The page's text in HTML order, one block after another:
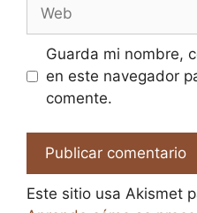
Guarda mi nombre,
en este navegador
comente.
Este sitio usa Akismet